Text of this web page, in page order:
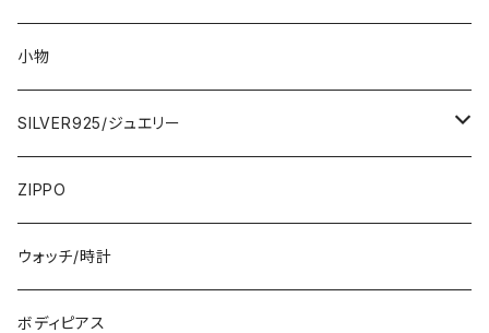
3000円
5000円
7000円
ロング・マキシ
ひざ・ミディ
トップス・カーディガン・アウター
カーディガン
イタリア製ジャケット
スカート・パンツ
大判ストール・ロングスカーフ
小さめスカーフ
コットンストール・スカーフ
冬物・マフラー
小物
SILVER925/ジュエリー
指輪・リング
ネックレス・ペンダントトップ
ピアス・イヤリング
ZIPPO
ウォッチ/時計
ボディピアス